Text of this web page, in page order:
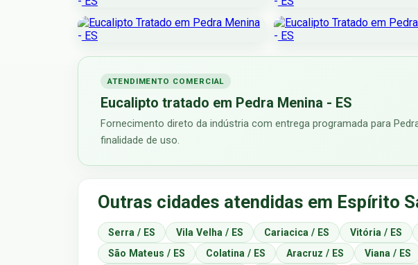
ATENDIMENTO COMERCIAL
Eucalipto tratado em Pedra Menina - ES
Fornecimento direto da indústria com entrega programada para
finalidade de uso.
Outras cidades atendidas em Espírito
Serra / ES Vila Velha / ES Cariacica / ES Vitória / ES
São Mateus / ES
Colatina / ES Aracruz / ES Viana / ES